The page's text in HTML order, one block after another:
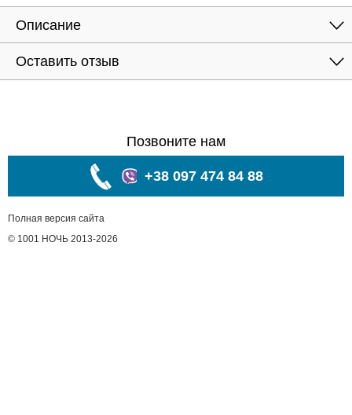
Описание
Оставить отзыв
Позвоните нам
+38 097 474 84 88
Полная версия сайта
© 1001 НОЧЬ 2013-2026